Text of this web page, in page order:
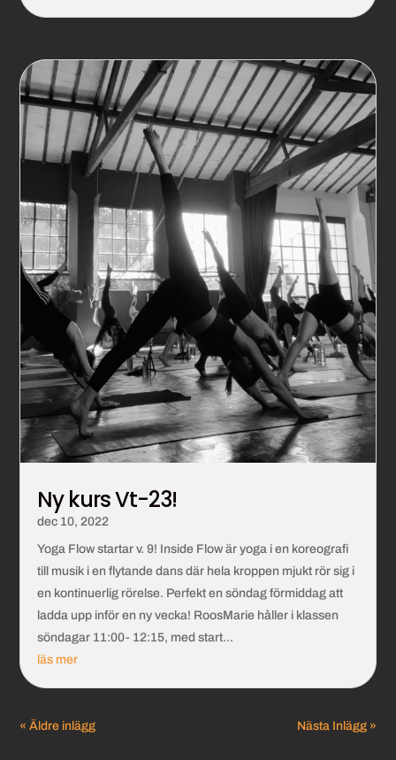
Ny kurs Vt-23!
dec 10, 2022
Yoga Flow startar v. 9! Inside Flow är yoga i en koreografi
till musik i en flytande dans där hela kroppen mjukt rör sig i
en kontinuerlig rörelse. Perfekt en söndag förmiddag att
ladda upp inför en ny vecka! RoosMarie håller i klassen
söndagar 11:00- 12:15, med start...
läs mer
« Äldre inlägg Nästa Inlägg »